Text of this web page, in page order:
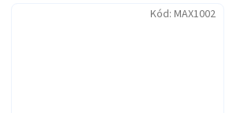
Kód: MAX1002